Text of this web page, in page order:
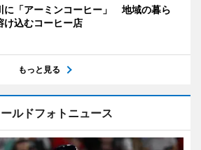
に「アーミンコーヒー」 地域の暮ら
け込むコーヒー店
もっと見る
ルドフォトニュース